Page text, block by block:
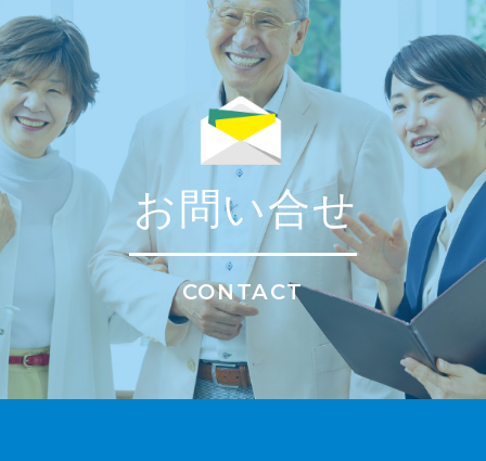
お問い合せ
CONTACT